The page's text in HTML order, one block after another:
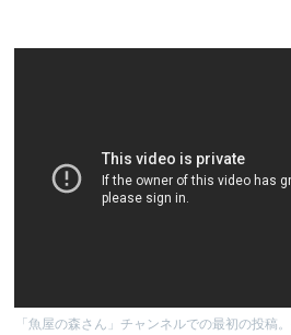
「魚屋の森さん」チャンネルでの最初の投稿